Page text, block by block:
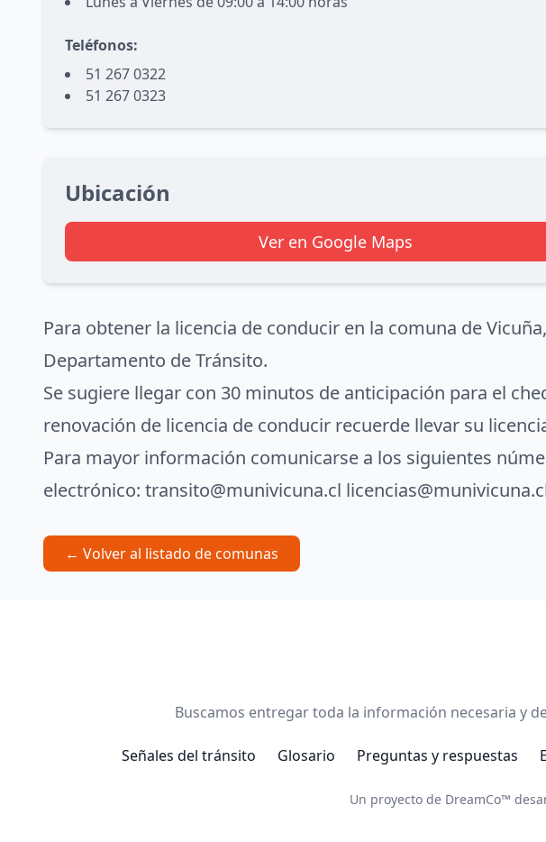
Teléfonos:
51 267 0322
51 267 0323
Ubicación
Ver en Google Maps
Para obtener la licencia de conducir en la comuna de
Departamento de Tránsito.
Se sugiere llegar con 30 minutos de anticipación para el
renovación de licencia de conducir recuerde llevar su
Para mayor información comunicarse a los siguientes
electrónico: transito@munivicuna.cl
← Volver al listado de comunas
Buscamos entregar toda la información necesaria y
Señales del tránsito Glosario Preguntas y respuestas
Un proyecto de DreamCo™